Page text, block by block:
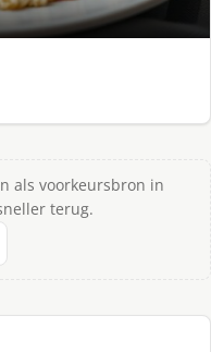
als voorkeursbron in
terug.